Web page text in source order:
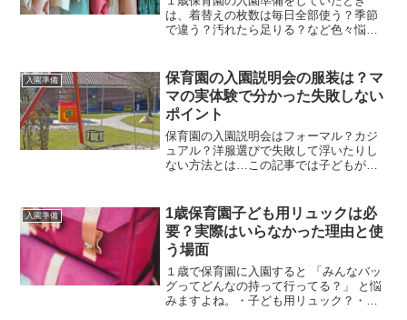
は、着替えの枚数は毎日全部使う？季節
で違う？汚れたら足りる？など色々悩み
て必要枚数は変わります。この記事では
実際の体験をもとに✔1歳保...
入園準備
保育園の入園説明会の服装は？マ
マの実体験で分かった失敗しない
ポイント
保育園の入園説明会はフォーマル？カジ
ュアル？洋服選びで失敗して浮いたりし
ない方法とは…この記事では子どもが１
めています。保育園の入園説明会の服装
に決まりはある？保育園の...
入園準備
1歳保育園子ども用リュックは必
要？実際はいらなかった理由と使
う場面
１歳で保育園に入園すると 「みんなバッ
グってどんなの持って行ってる？」 と悩
みますよね。・子ども用リュック？・何